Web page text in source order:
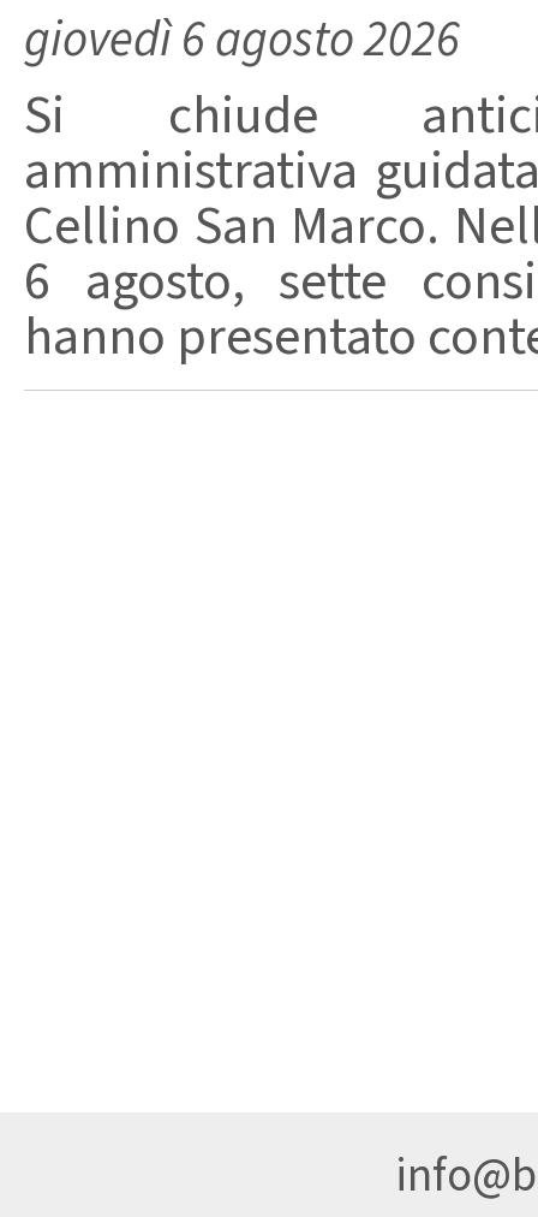
giovedì 6 agosto 2026
Si chiude
amministrativa
Cellino San Marco.
6 agosto, sette
hanno presentato